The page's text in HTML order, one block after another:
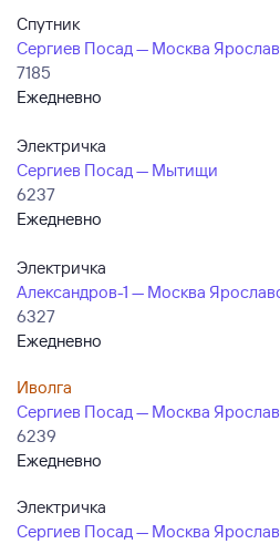
Спутник
Сергиев Посад — Москва
7185
Ежедневно
Электричка
Сергиев Посад — Мытищи
6237
Ежедневно
Электричка
Александров-1 — Москва
6327
Ежедневно
Иволга
Сергиев Посад — Москва
6239
Ежедневно
Электричка
Сергиев Посад — Москва